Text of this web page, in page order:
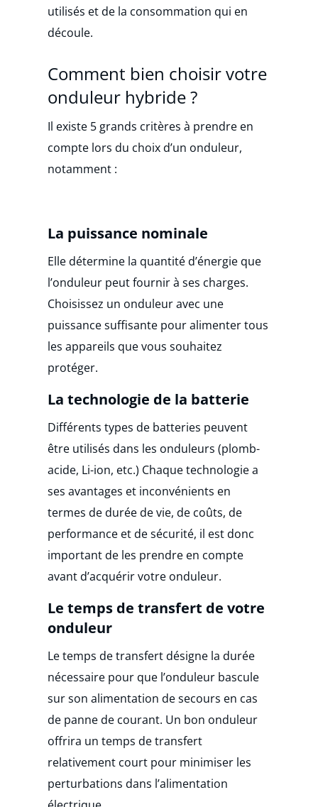
utilisés et de la consommation qui en
découle.
Comment bien choisir votre
onduleur hybride ?
Il existe 5 grands critères à prendre en
compte lors du choix d’un onduleur,
notamment :
La puissance nominale
Elle détermine la quantité d’énergie que
l’onduleur peut fournir à ses charges.
Choisissez un onduleur avec une
puissance suffisante pour alimenter tous
les appareils que vous souhaitez
protéger.
La technologie de la batterie
Différents types de batteries peuvent
être utilisés dans les onduleurs (plomb-
acide, Li-ion, etc.) Chaque technologie a
ses avantages et inconvénients en
termes de durée de vie, de coûts, de
performance et de sécurité, il est donc
important de les prendre en compte
avant d’acquérir votre onduleur.
Le temps de transfert de votre
onduleur
Le temps de transfert désigne la durée
nécessaire pour que l’onduleur bascule
sur son alimentation de secours en cas
de panne de courant. Un bon onduleur
offrira un temps de transfert
relativement court pour minimiser les
perturbations dans l’alimentation